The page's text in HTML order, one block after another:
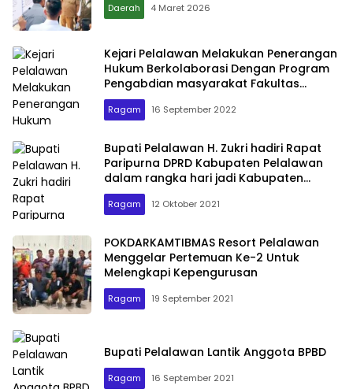
Daerah 4 Maret 2026
Kejari Pelalawan Melakukan Penerangan
Hukum Berkolaborasi Dengan Program
Pengabdian masyarakat Fakultas
Hukum universitas Islam Riau
Ragam 16 September 2022
Bupati Pelalawan H. Zukri hadiri Rapat
Paripurna DPRD Kabupaten Pelalawan
dalam rangka hari jadi Kabupaten
Pelalawan Ke-22 Tahun 2021
Ragam 12 Oktober 2021
POKDARKAMTIBMAS Resort Pelalawan
Menggelar Pertemuan Ke-2 Untuk
Melengkapi Kepengurusan
Ragam 19 September 2021
Bupati Pelalawan Lantik Anggota BPBD
Ragam 16 September 2021